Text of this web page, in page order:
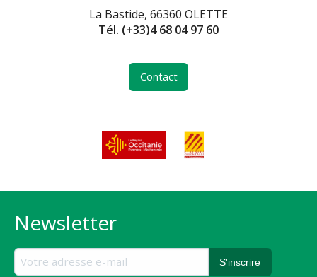
La Bastide, 66360 OLETTE
Tél. (+33)4 68 04 97 60
Contact
Newsletter